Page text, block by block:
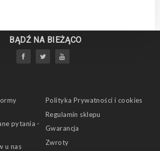
BĄDŹ NA BIEŻĄCO
pytania -
u nas
Polityka Prywatności i cookies
Regulamin sklepu
Gwarancja
Zwroty